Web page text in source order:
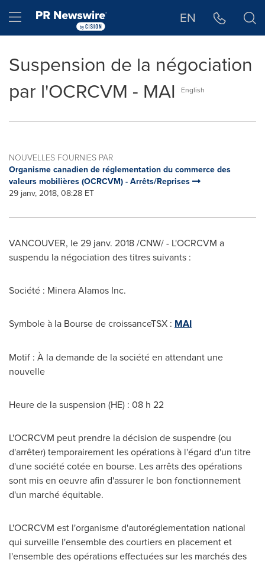
Hamburger menu EN
Suspension de la négociation
par l'OCRCVM - MAI
English
NOUVELLES FOURNIES PAR
Organisme canadien de réglementation du commerce des
valeurs mobilières (OCRCVM) - Arrêts/Reprises
29 janv, 2018, 08:28 ET
VANCOUVER, le 29 janv. 2018 /CNW/ - L'OCRCVM a
suspendu la négociation des titres suivants :
Société : Minera Alamos Inc.
Symbole à la Bourse de croissanceTSX : MAI
Motif : À la demande de la société en attendant une
nouvelle
Heure de la suspension (HE) : 08 h 22
L'OCRCVM peut prendre la décision de suspendre (ou
d'arrêter) temporairement les opérations à l'égard d'un titre
d'une société cotée en bourse. Les arrêts des opérations
sont mis en oeuvre afin d'assurer le bon fonctionnement
d'un marché équitable.
L'OCRCVM est l'organisme d'autoréglementation national
qui surveille l'ensemble des courtiers en placement et
l'ensemble des opérations effectuées sur les marchés des